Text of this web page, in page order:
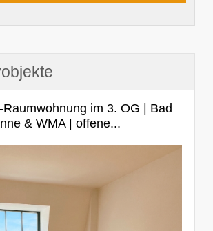
Raumwohnung im 3. OG | Bad
& WMA | offene...